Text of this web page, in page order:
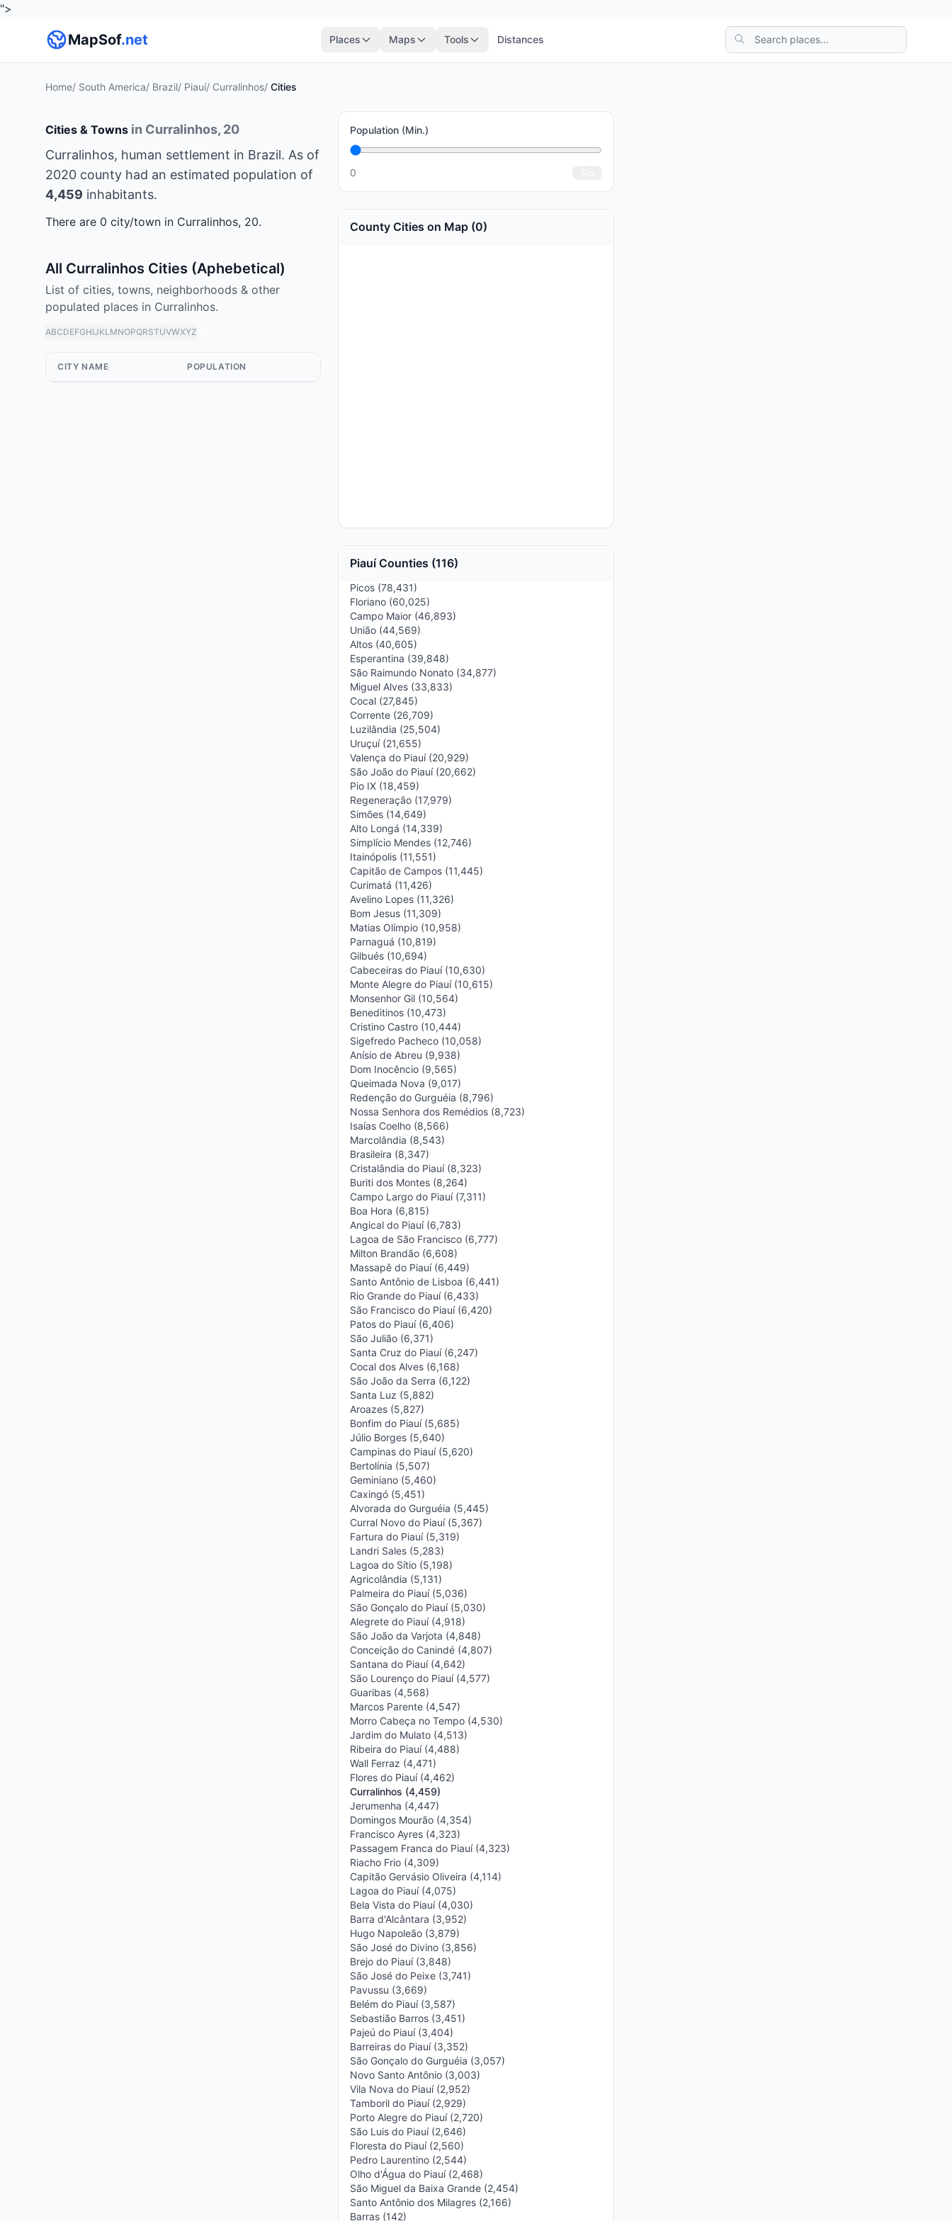
">
MapSof.net Places Maps Tools Distances
Home/ South America/ Brazil/ Piauí/ Curralinhos/ Cities
Cities & Towns in Curralinhos, 20
Curralinhos, human settlement in Brazil. As of
2020 county had an estimated population of
4,459 inhabitants.
There are 0 city/town in Curralinhos, 20.
All Curralinhos Cities (Aphebetical)
List of cities, towns, neighborhoods & other
populated places in Curralinhos.
ABCDEFGHIJKLMNOPQRSTUVWXYZ
CITY NAME POPULATION
Population (Min.)
0
County Cities on Map (0)
Piauí Counties (116)
Picos (78,431)
Floriano (60,025)
Campo Maior (46,893)
União (44,569)
Altos (40,605)
Esperantina (39,848)
São Raimundo Nonato (34,877)
Miguel Alves (33,833)
Cocal (27,845)
Corrente (26,709)
Luzilândia (25,504)
Uruçuí (21,655)
Valença do Piauí (20,929)
São João do Piauí (20,662)
Pio IX (18,459)
Regeneração (17,979)
Simões (14,649)
Alto Longá (14,339)
Simplício Mendes (12,746)
Itainópolis (11,551)
Capitão de Campos (11,445)
Curimatá (11,426)
Avelino Lopes (11,326)
Bom Jesus (11,309)
Matias Olímpio (10,958)
Parnaguá (10,819)
Gilbués (10,694)
Cabeceiras do Piauí (10,630)
Monte Alegre do Piauí (10,615)
Monsenhor Gil (10,564)
Beneditinos (10,473)
Cristino Castro (10,444)
Sigefredo Pacheco (10,058)
Anísio de Abreu (9,938)
Dom Inocêncio (9,565)
Queimada Nova (9,017)
Redenção do Gurguéia (8,796)
Nossa Senhora dos Remédios (8,723)
Isaías Coelho (8,566)
Marcolândia (8,543)
Brasileira (8,347)
Cristalândia do Piauí (8,323)
Buriti dos Montes (8,264)
Campo Largo do Piauí (7,311)
Boa Hora (6,815)
Angical do Piauí (6,783)
Lagoa de São Francisco (6,777)
Milton Brandão (6,608)
Massapê do Piauí (6,449)
Santo Antônio de Lisboa (6,441)
Rio Grande do Piauí (6,433)
São Francisco do Piauí (6,420)
Patos do Piauí (6,406)
São Julião (6,371)
Santa Cruz do Piauí (6,247)
Cocal dos Alves (6,168)
São João da Serra (6,122)
Santa Luz (5,882)
Aroazes (5,827)
Bonfim do Piauí (5,685)
Júlio Borges (5,640)
Campinas do Piauí (5,620)
Bertolínia (5,507)
Geminiano (5,460)
Caxingó (5,451)
Alvorada do Gurguéia (5,445)
Curral Novo do Piauí (5,367)
Fartura do Piauí (5,319)
Landri Sales (5,283)
Lagoa do Sítio (5,198)
Agricolândia (5,131)
Palmeira do Piauí (5,036)
São Gonçalo do Piauí (5,030)
Alegrete do Piauí (4,918)
São João da Varjota (4,848)
Conceição do Canindé (4,807)
Santana do Piauí (4,642)
São Lourenço do Piauí (4,577)
Guaribas (4,568)
Marcos Parente (4,547)
Morro Cabeça no Tempo (4,530)
Jardim do Mulato (4,513)
Ribeira do Piauí (4,488)
Wall Ferraz (4,471)
Flores do Piauí (4,462)
Curralinhos (4,459)
Jerumenha (4,447)
Domingos Mourão (4,354)
Francisco Ayres (4,323)
Passagem Franca do Piauí (4,323)
Riacho Frio (4,309)
Capitão Gervásio Oliveira (4,114)
Lagoa do Piauí (4,075)
Bela Vista do Piauí (4,030)
Barra d'Alcântara (3,952)
Hugo Napoleão (3,879)
São José do Divino (3,856)
Brejo do Piauí (3,848)
São José do Peixe (3,741)
Pavussu (3,669)
Belém do Piauí (3,587)
Sebastião Barros (3,451)
Pajeú do Piauí (3,404)
Barreiras do Piauí (3,352)
São Gonçalo do Gurguéia (3,057)
Novo Santo Antônio (3,003)
Vila Nova do Piauí (2,952)
Tamboril do Piauí (2,929)
Porto Alegre do Piauí (2,720)
São Luis do Piauí (2,646)
Floresta do Piauí (2,560)
Pedro Laurentino (2,544)
Olho d'Água do Piauí (2,468)
São Miguel da Baixa Grande (2,454)
Santo Antônio dos Milagres (2,166)
Barras (142)